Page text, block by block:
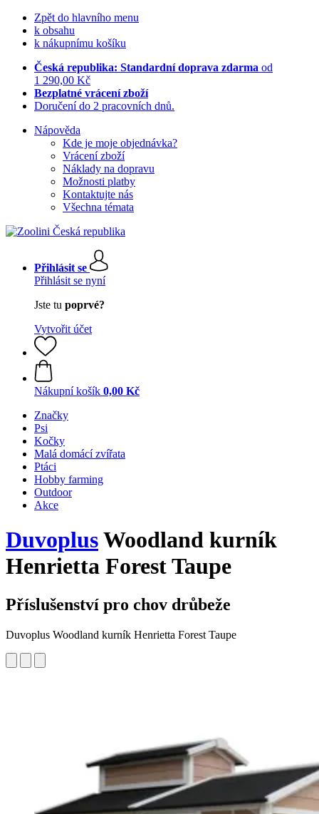
Zpět do hlavního menu
k obsahu
k nákupnímu košíku
Česká republika: Standardní doprava zdarma od
1 290,00 Kč
Bezplatné vrácení zboží
Doručení do 2 pracovních dnů.
Nápověda
Kde je moje objednávka?
Vrácení zboží
Náklady na dopravu
Možnosti platby
Kontaktujte nás
Všechna témata
Přihlásit se
Přihlásit se nyní
Jste tu poprvé?
Vytvořit účet
Nákupní košík 0,00 Kč
Značky
Psi
Kočky
Malá domácí zvířata
Ptáci
Hobby farming
Outdoor
Akce
DuvoplusWoodland kurník
Henrietta Forest Taupe
Příslušenství pro chov drůbeže
Duvoplus Woodland kurník Henrietta Forest Taupe